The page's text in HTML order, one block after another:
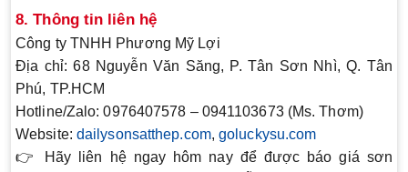
8. Thông tin liên hệ
Công ty TNHH Phương Mỹ Lợi
Địa chỉ:68 Nguyễn Văn Săng, P. Tân Sơn Nhì, Q. Tân
Phú, TP.HCM
Hotline/Zalo:0976407578 – 0941103673 (Ms. Thơm)
Website: dailysonsatthep.com,goluckysu.com
👉 Hãy liên hệ ngay hôm nay để được báo giá sơn